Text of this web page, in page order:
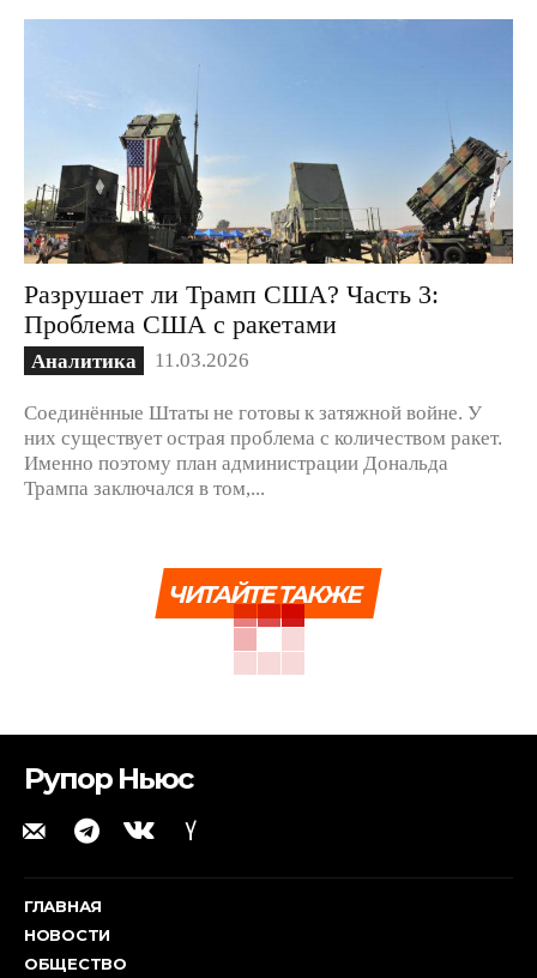
Разрушает ли Трамп США? Часть 3:
Проблема США с ракетами
Аналитика 11.03.2026
Соединённые Штаты не готовы к затяжной войне. У
них существует острая проблема с количеством ракет.
Именно поэтому план администрации Дональда
Трампа заключался в том,...
ЧИТАЙТЕ ТАКЖЕ
Рупор Ньюс
ГЛАВНАЯ
НОВОСТИ
ОБЩЕСТВО